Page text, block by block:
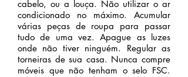
cabelo, ou a louça. Não utilizar o ar
condicionado no máximo. Acumular
várias peças de roupa para passar
tudo de uma vez. Apague as luzes
onde não tiver ninguém. Regular as
torneiras de sua casa. Nunca compre
móveis que não tenham o selo FSC.